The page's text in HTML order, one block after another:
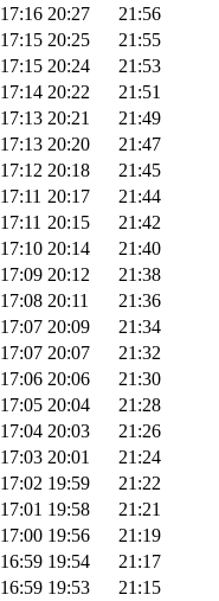
17:16 20:27
21:56
17:15 20:25
21:55
17:15 20:24
21:53
17:14 20:22
21:51
17:13 20:21
21:49
17:13 20:20
21:47
17:12 20:18
21:45
17:11 20:17
21:44
17:11 20:15
21:42
17:10 20:14
21:40
17:09 20:12
21:38
17:08 20:11
21:36
17:07 20:09
21:34
17:07 20:07
21:32
17:06 20:06
21:30
17:05 20:04
21:28
17:04 20:03
21:26
17:03 20:01
21:24
17:02 19:59
21:22
17:01 19:58
21:21
17:00 19:56
21:19
16:59 19:54
21:17
16:59 19:53
21:15